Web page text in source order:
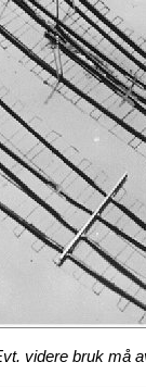
videre bruk må